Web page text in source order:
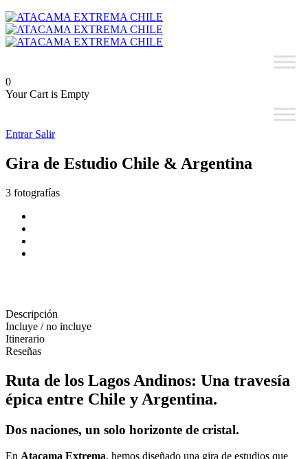
0
Your Cart is Empty
Entrar Salir
Gira de Estudio Chile & Argentina
3 fotografías
Descripción
Incluye / no incluye
Itinerario
Reseñas
Ruta de los Lagos Andinos: Una travesía
épica entre Chile y Argentina.
Dos naciones, un solo horizonte de cristal.
En Atacama Extrema, hemos diseñado una gira de estudios que